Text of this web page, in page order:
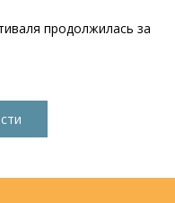
продолжилась за